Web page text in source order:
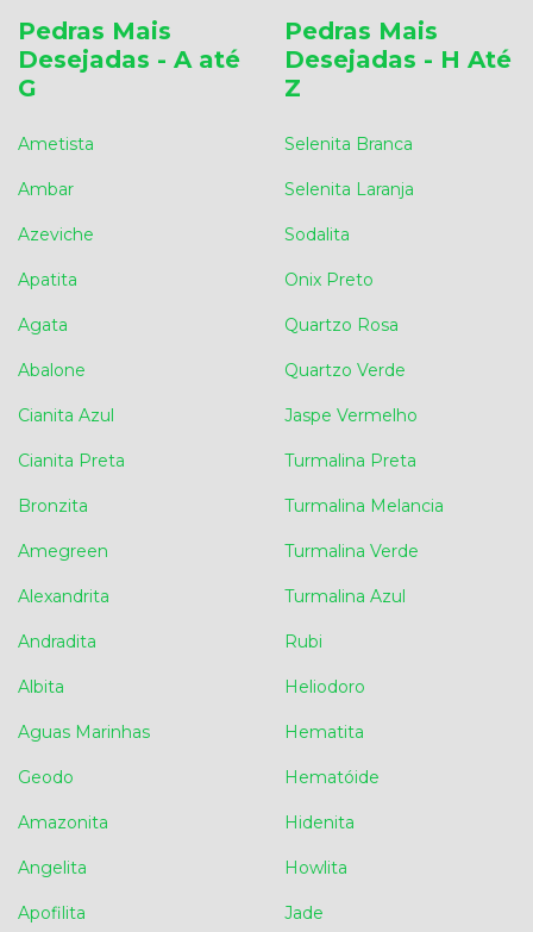
Pedras Mais
Desejadas - A até
G
Ametista
Ambar
Azeviche
Apatita
Agata
Abalone
Cianita Azul
Cianita Preta
Bronzita
Amegreen
Alexandrita
Andradita
Albita
Aguas Marinhas
Geodo
Amazonita
Angelita
Apofilita
Pedras Mais
Desejadas - H Até
Z
Selenita Branca
Selenita Laranja
Sodalita
Onix Preto
Quartzo Rosa
Quartzo Verde
Jaspe Vermelho
Turmalina Preta
Turmalina Melancia
Turmalina Verde
Turmalina Azul
Rubi
Heliodoro
Hematita
Hematóide
Hidenita
Howlita
Jade